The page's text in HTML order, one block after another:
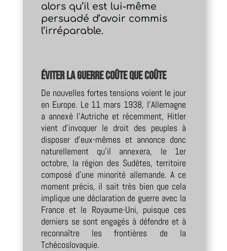
alors qu’il est lui-même
persuadé d’avoir commis
l’irréparable.
Éviter la guerre coûte que coûte
De nouvelles fortes tensions voient le jour
en Europe. Le 11 mars 1938, l’Allemagne
a annexé l’Autriche et récemment, Hitler
vient d’invoquer le droit des peuples à
disposer d’eux-mêmes et annonce donc
naturellement qu’il annexera, le 1er
octobre, la région des Sudètes, territoire
composé d’une minorité allemande. A ce
moment précis, il sait très bien que cela
implique une déclaration de guerre avec la
France et le Royaume-Uni, puisque ces
derniers se sont engagés à défendre et à
reconnaître les frontières de la
Tchécoslovaquie.